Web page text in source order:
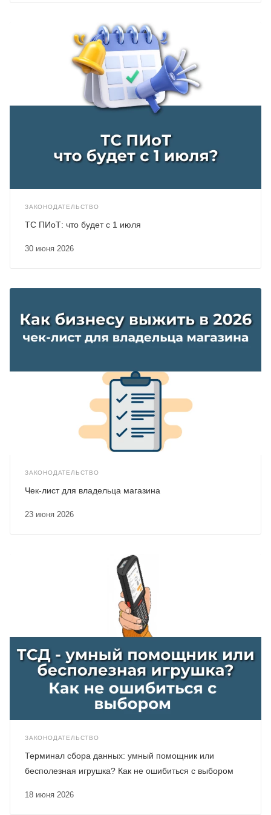
ЗАКОНОДАТЕЛЬСТВО
30 июня 2026
ТС ПИоТ: что будет с 1 июля
ЗАКОНОДАТЕЛЬСТВО
23 июня 2026
Чек-лист для владельца магазина
ЗАКОНОДАТЕЛЬСТВО
18 июня 2026
Терминал сбора данных: умный помощник или
бесполезная игрушка? Как не ошибиться с выбором